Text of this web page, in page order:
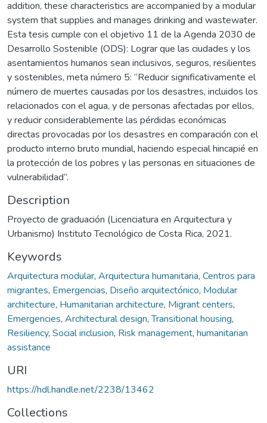
addition, these characteristics are accompanied by a modular
system that supplies and manages drinking and wastewater.
Esta tesis cumple con el objetivo 11 de la Agenda 2030 de
Desarrollo Sostenible (ODS): Lograr que las ciudades y los
asentamientos humanos sean inclusivos, seguros, resilientes
y sostenibles, meta número 5: “Reducir significativamente el
número de muertes causadas por los desastres, incluidos los
relacionados con el agua, y de personas afectadas por ellos,
y reducir considerablemente las pérdidas económicas
directas provocadas por los desastres en comparación con el
producto interno bruto mundial, haciendo especial hincapié en
la protección de los pobres y las personas en situaciones de
vulnerabilidad”.
Description
Proyecto de graduación (Licenciatura en Arquitectura y
Urbanismo) Instituto Tecnológico de Costa Rica, 2021.
Keywords
Arquitectura modular, Arquitectura humanitaria, Centros para
migrantes, Emergencias, Diseño arquitectónico, Modular
architecture, Humanitarian architecture, Migrant centers,
Emergencies, Architectural design,Transitional housing,
Resiliency, Social inclusion, Risk management, humanitarian
assistance
URI
https://hdl.handle.net/2238/13462
Collections